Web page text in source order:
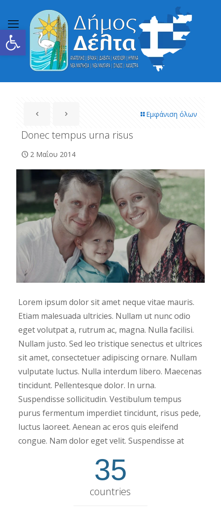
Ανοίξτε τη γραμμή εργαλείων
Εμφάνιση όλων
Donec tempus urna risus
2 Μαΐου 2014
Lorem ipsum dolor sit amet neque vitae mauris.
Etiam malesuada ultricies. Nullam ut nunc odio
eget volutpat a, rutrum ac, magna. Nulla facilisi.
Nullam justo. Sed leo tristique senectus et ultrices
sit amet, consectetuer adipiscing ornare. Nullam
vulputate luctus. Nulla interdum libero. Maecenas
tincidunt. Pellentesque dolor. In urna.
Suspendisse sollicitudin. Vestibulum tempus
purus fermentum imperdiet tincidunt, risus pede,
luctus laoreet. Aenean ac eros quis eleifend
congue. Nam dolor eget velit. Suspendisse at
35
countries